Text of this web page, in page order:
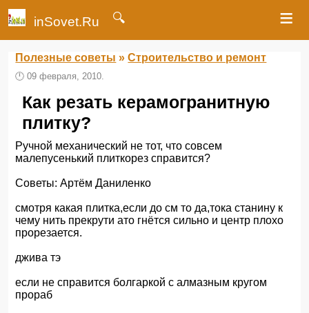
inSovet.Ru 🔍 ≡
Полезные советы »Строительство и ремонт
🕛09 февраля, 2010.
Как резать керамогранитную
плитку?
Ручной механический не тот, что совсем
малепусенький плиткорез справится?
Советы: Артём Даниленко
смотря какая плитка,если до см то да,тока станину к
чему нить прекрути ато гнётся сильно и центр плохо
прорезается.
джива тэ
если не справится болгаркой с алмазным кругом
прораб